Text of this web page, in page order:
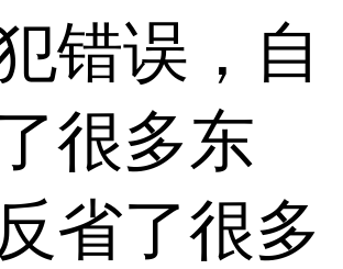
错误，自
很多东
省了很多